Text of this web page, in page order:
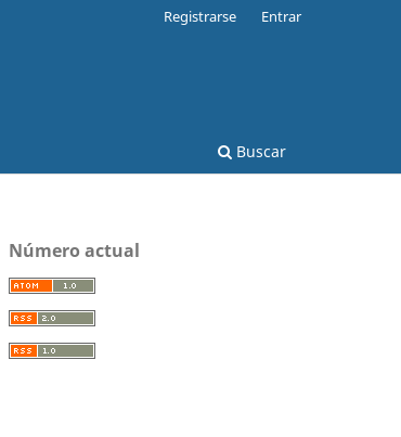
Buscar
Registrarse Entrar
Número actual